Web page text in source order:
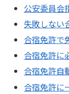
公安委員会
失敗しない
合宿免許で
合宿免許に
合宿免許自
合宿免許に